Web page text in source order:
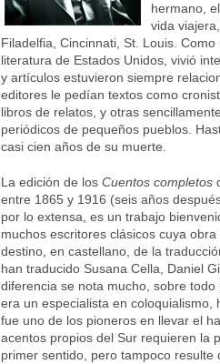
hermano, el
vida
Filadelfia, Cincinnati, St. Louis.
literatura de Estados Unidos, vivió
y artículos estuvieron siempre
editores le pedían textos como
libros de relatos, y otras
periódicos de pequeños pueblos.
casi cien años de su muerte.
La edición de los Cuentos completos
entre 1865 y 1916 (seis años
por lo extensa, es un trabajo
muchos escritores clásicos cuya
destino, en castellano, de la
han traducido Susana Cella, Daniel
diferencia se nota mucho, sobre
era un especialista en
fue uno de los pioneros en llevar el
acentos propios del Sur requieren la
primer sentido, pero tampoco